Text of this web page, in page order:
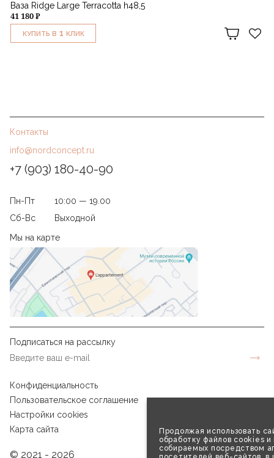
Продолжая использовать
обработку файлов cookies и
собираемых посредством
Ваза Ridge Large Terracotta h48,5
41 180 ₽
КУПИТЬ В 1 КЛИК
Контакты
info@nordconcept.ru
+7 (903) 180-40-90
Пн-Пт
10:00 — 19.00
Сб-Вс
Выходной
Мы на карте
Подписаться на рассылку
Конфиденциальность
Пользовательское соглашение
Настройки cookies
Карта сайта
© 2021 - 2026